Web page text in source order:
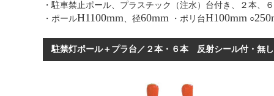
・駐車禁止ポール、プラスチック（注水）台付き、２
・ポールH1100mm、径60mm ・ポリ台H100mm ○
駐禁灯ポール＋プラ台／２本・６本 反